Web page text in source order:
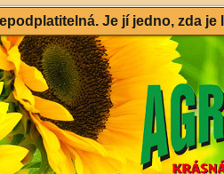
Je jí jedno, zda